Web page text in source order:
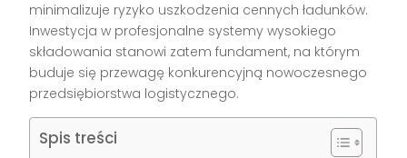
minimalizuje ryzyko uszkodzenia cennych ładunków.
Inwestycja w profesjonalne systemy wysokiego
składowania stanowi zatem fundament, na którym
buduje się przewagę konkurencyjną nowoczesnego
przedsiębiorstwa logistycznego.
Spis treści